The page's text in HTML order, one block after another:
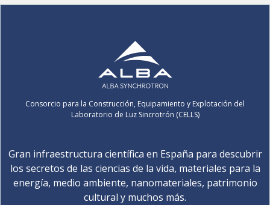
Consorcio para la Construcción, Equipamiento y Explotación del
Laboratorio de Luz Sincrotrón (CELLS)
Gran infraestructura científica en España para descubrir
los secretos de las ciencias de la vida, materiales para la
energía, medio ambiente, nanomateriales, patrimonio
cultural y muchos más.